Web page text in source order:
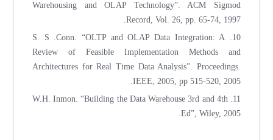
Warehousing and OLAP Technology”. ACM Sigmod
Record, Vol. 26, pp. 65-74, 1997.
10. S. S .Conn. “OLTP and OLAP Data Integration: A
Review of Feasible Implementation Methods and
Architectures for Real Time Data Analysis”. Proceedings.
IEEE, 2005, pp 515-520, 2005.
11. W.H. Inmon. “Building the Data Warehouse 3rd and 4th
Ed”, Wiley, 2005.